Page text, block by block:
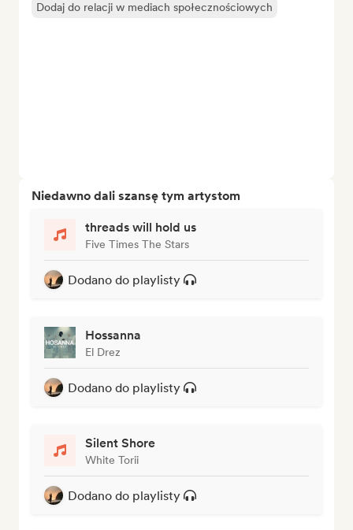
Dodaj do relacji w mediach społecznościowych
Niedawno dali szansę tym artystom
threads will hold us
Five Times The Stars
Dodano do playlisty
Hossanna
El Drez
Dodano do playlisty
Silent Shore
White Torii
Dodano do playlisty